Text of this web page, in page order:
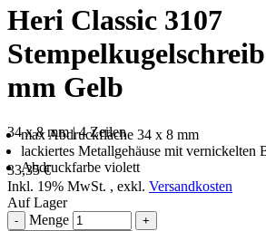
Heri Classic 3107
mm Gelb
34 x 8 mm | 4 Zeilen
max Abdruckfläche 34 x 8 mm
lackiertes Metallgehäuse mit vernickelten
Abdruckfarbe violett
33,35 €
Inkl. 19% MwSt. , exkl. Versandkosten
Auf Lager
- Menge
+